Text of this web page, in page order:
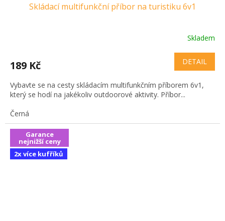
Skládací multifunkční příbor na turistiku 6v1
Skladem
189 Kč DETAIL
Vybavte se na cesty skládacím multifunkčním příborem 6v1,
který se hodí na jakékoliv outdoorové aktivity. Příbor...
Černá
Garance
nejnižší ceny
2x více kufříků